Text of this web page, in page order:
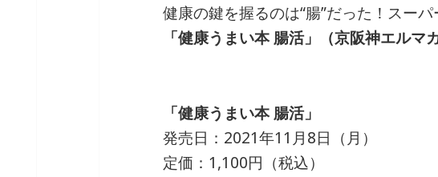
健康の鍵を握るのは“腸”だった！スー
「健康うまい本 腸活」（京阪神エルマ
「健康うまい本 腸活」
発売日：2021年11月8日（月）
定価：1,100円（税込）